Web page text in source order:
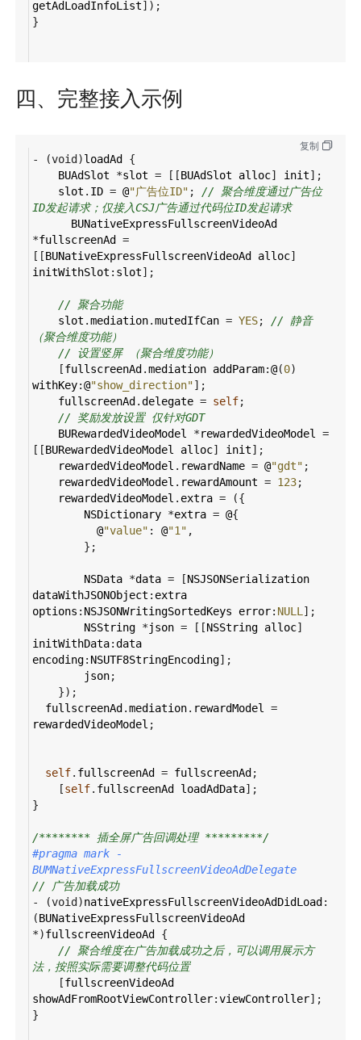
getAdLoadInfoList]);
}
四、完整接入示例
复制
- (void )loadAd
{
BUAdSlot
*slot = [[BUAdSlot alloc] init];
slot . ID = @"广告位ID" ; // 聚合维度通过广告位
ID发起请求；仅接入CSJ广告通过代码位ID发起请求
BUNativeExpressFullscreenVideoAd
*fullscreenAd
=
[[BUNativeExpressFullscreenVideoAd alloc
initWithSlot : slot];
// 聚合功能
slot .mediation.mutedIfCan = YES; // 静音
（聚合维度功能）
// 设置竖屏 （聚合维度功能）
[fullscreenAd .mediation addParam:@(0
withKey:@"show_direction"];
fullscreenAd .delegate = self;
// 奖励发放设置 仅针对GDT
BURewardedVideoModel
*rewardedVideoModel
=
[[BURewardedVideoModel alloc] init];
rewardedVideoModel . rewardName = @"gdt" ;
rewardedVideoModel . rewardAmount = 123;
rewardedVideoModel . extra = ({
NSDictionary *extra = @{
@"value" : @"1" ,
};
NSData *data = [NSJSONSerialization
dataWithJSONObject : extra
options : NSJSONWritingSortedKeys error: NULL ];
NSString *json = [[NSString alloc
initWithData:data
encoding: NSUTF8StringEncoding];
json;
});
fullscreenAd .mediation. rewardModel
=
rewardedVideoModel ;
self. fullscreenAd = fullscreenAd ;
[self. fullscreenAd loadAdData];
}
/******** 插全屏广告回调处理 *********/
#pragma mark -
BUMNativeExpressFullscreenVideoAdDelegate
// 广告加载成功
-
(void )nativeExpressFullscreenVideoAdDidLoad :
(BUNativeExpressFullscreenVideoAd
*)fullscreenVideoAd
{
// 聚合维度在广告加载成功之后，可以调用展示方
法，按照实际需要调整代码位置
[fullscreenVideoAd
showAdFromRootViewController:viewController];
}